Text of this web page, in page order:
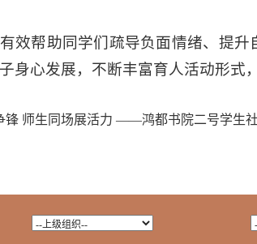
效帮助同学们疏导负面情绪、提
身心发展，不断丰富育人活动形式
锋 师生同场展活力 ——鸿都书院二号学生